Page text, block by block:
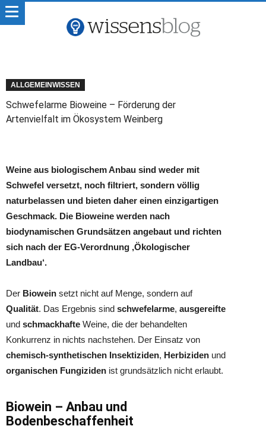
ALLGEMEINWISSEN
Schwefelarme Bioweine – Förderung der
Artenvielfalt im Ökosystem Weinberg
Weine aus biologischem Anbau sind weder mit
Schwefel versetzt, noch filtriert, sondern völlig
naturbelassen und bieten daher einen einzigartigen
Geschmack. Die Bioweine werden nach
biodynamischen Grundsätzen angebaut und richten
sich nach der EG-Verordnung ‚Ökologischer
Landbau‘.
Der Biowein setzt nicht auf Menge, sondern auf
Qualität. Das Ergebnis sind schwefelarme, ausgereifte
und schmackhafte Weine, die der behandelten
Konkurrenz in nichts nachstehen. Der Einsatz von
chemisch-synthetischen Insektiziden, Herbiziden und
organischen Fungiziden ist grundsätzlich nicht erlaubt.
Biowein – Anbau und
Bodenbeschaffenheit